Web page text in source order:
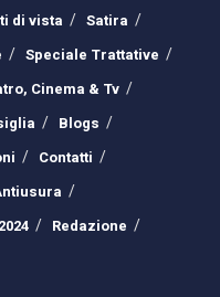
di vista
Satira
Speciale Trattative
Cinema & Tv
Blogs
Contatti
Redazione